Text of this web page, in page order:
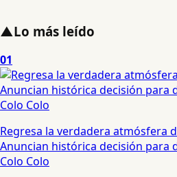
▲Lo más leído
01
Regresa la verdadera atmósfera
Anuncian histórica decisión para
Colo Colo